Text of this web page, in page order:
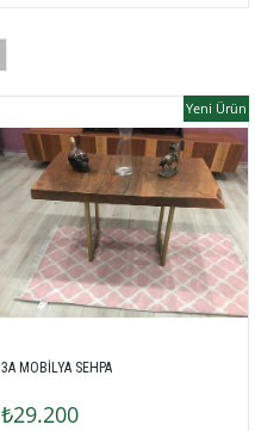
3A MOBİLYA SEHPA
₺29.200
Yeni Ürün